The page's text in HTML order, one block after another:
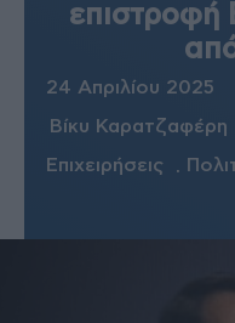
επιστροφή
24 Απριλίου 2025
Βίκυ Καρατζαφέρη
Επιχειρήσεις